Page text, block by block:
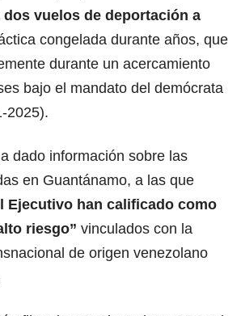
dos vuelos de deportación a
congelada durante años, que
durante un acercamiento
bajo el mandato del demócrata
2025).
dado información sobre las
en Guantánamo, a las que
Ejecutivo han calificado como
riesgo” vinculados con la
de origen venezolano